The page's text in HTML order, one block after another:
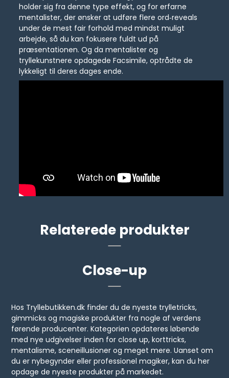
holder sig fra denne type effekt, og for erfarne
mentalister, der ønsker at udføre flere ord‑reveals
under de mest fair forhold med mindst muligt
arbejde, så du kan fokusere fuldt ud på
præsentationen. Og da mentalister og
tryllekunstnere opdagede Facsimile, optrådte de
lykkeligt til deres dages ende.
Relaterede produkter
Close-up
Hos Tryllebutikken.dk finder du de nyeste trylletricks,
gimmicks og magiske produkter fra nogle af verdens
førende producenter. Kategorien opdateres løbende
med nye udgivelser inden for close up, korttricks,
mentalisme, sceneillusioner og meget mere. Uanset om
du er nybegynder eller professionel magiker, kan du her
opdage de nyeste produkter på markedet.